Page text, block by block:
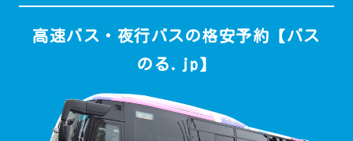
高速バス・夜行バスの格安予約【バス
のる.jp】